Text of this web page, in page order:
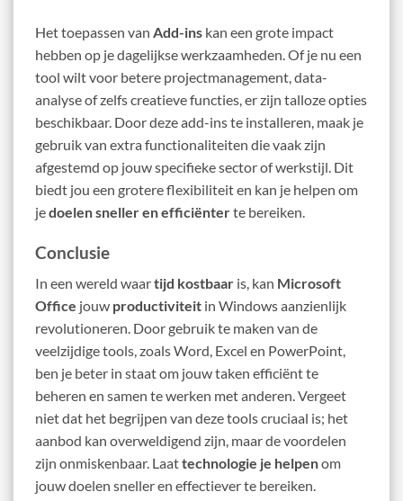
Het toepassen van Add-ins kan een grote impact
hebben op je dagelijkse werkzaamheden. Of je nu een
tool wilt voor betere projectmanagement, data-
analyse of zelfs creatieve functies, er zijn talloze opties
beschikbaar. Door deze add-ins te installeren, maak je
gebruik van extra functionaliteiten die vaak zijn
afgestemd op jouw specifieke sector of werkstijl. Dit
biedt jou een grotere flexibiliteit en kan je helpen om
jedoelen sneller en efficiënterte bereiken.
Conclusie
In een wereld waartijd kostbaar is, kan Microsoft
Office jouw productiviteit in Windows aanzienlijk
revolutioneren. Door gebruik te maken van de
veelzijdige tools, zoals Word, Excel en PowerPoint,
ben je beter in staat om jouw taken efficiënt te
beheren en samen te werken met anderen. Vergeet
niet dat het begrijpen van deze tools cruciaal is; het
aanbod kan overweldigend zijn, maar de voordelen
zijn onmiskenbaar. Laattechnologie je helpenom
jouw doelen sneller en effectiever te bereiken.